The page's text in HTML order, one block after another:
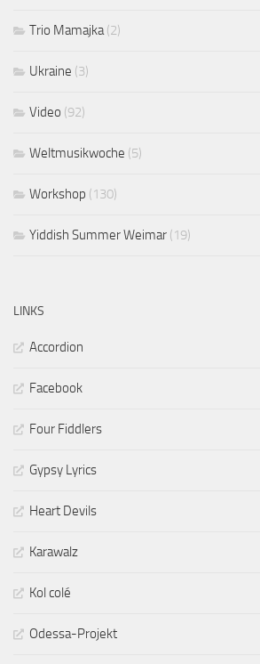
Trio Mamajka(2)
Ukraine (3)
Video (92)
Weltmusikwoche (5)
Workshop (130)
Yiddish Summer Weimar (19)
LINKS
Accordion
Facebook
Four Fiddlers
Gypsy Lyrics
Heart Devils
Karawalz
Kol colé
Odessa-Projekt